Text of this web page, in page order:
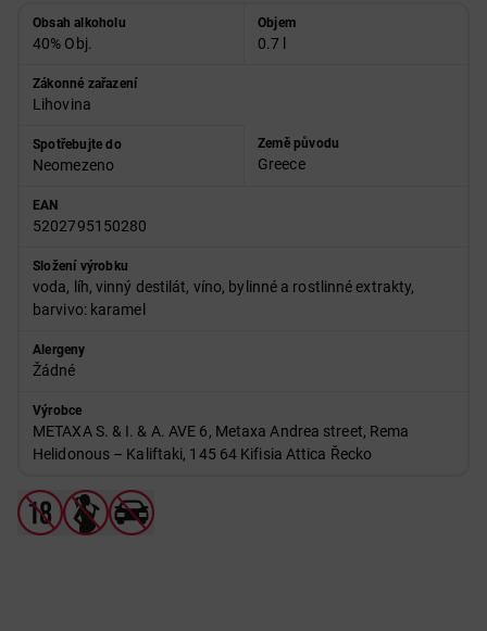
Obsah alkoholu
40% Obj.
Objem
0.7 l
Zákonné zařazení
Lihovina
Spotřebujte do
Neomezeno
Země původu
Greece
EAN
5202795150280
Složení výrobku
voda, líh, vinný destilát, víno, bylinné a rostlinné extrakty,
barvivo: karamel
Alergeny
Žádné
Výrobce
METAXA S. & I. & A. AVE 6, Metaxa Andrea street, Rema
Helidonous – Kaliftaki, 145 64 Kifisia Attica Řecko